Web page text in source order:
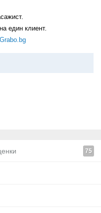
един клиент.
75